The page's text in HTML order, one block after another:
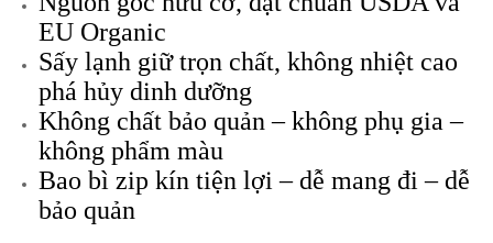
EU Organic
Sấy lạnh giữ trọn chất, không nhiệt cao
phá hủy dinh dưỡng
Không chất bảo quản – không phụ gia –
không phẩm màu
Bao bì zip kín tiện lợi – dễ mang đi – dễ
bảo quản